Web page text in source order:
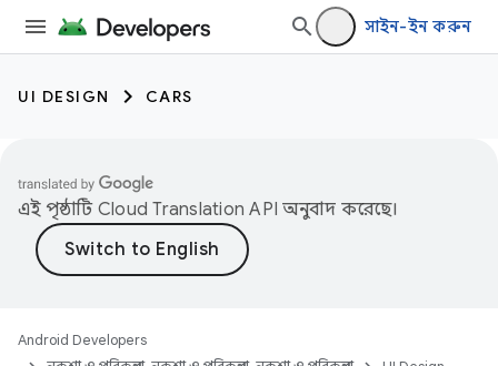
সাইন-ইন করুন
UI DESIGN CARS
এই পৃষ্ঠাটি Cloud Translation API অনুবাদ করেছে।
Android Developers